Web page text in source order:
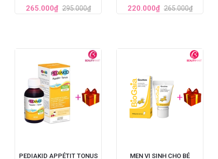
XƯƠNG VÀ RĂNG CHAI
20ML
265.000₫ 295.000₫ 220.000₫ 265.000₫
PEDIAKID APPÉTIT TONUS MEN VI SINH CHO BÉ